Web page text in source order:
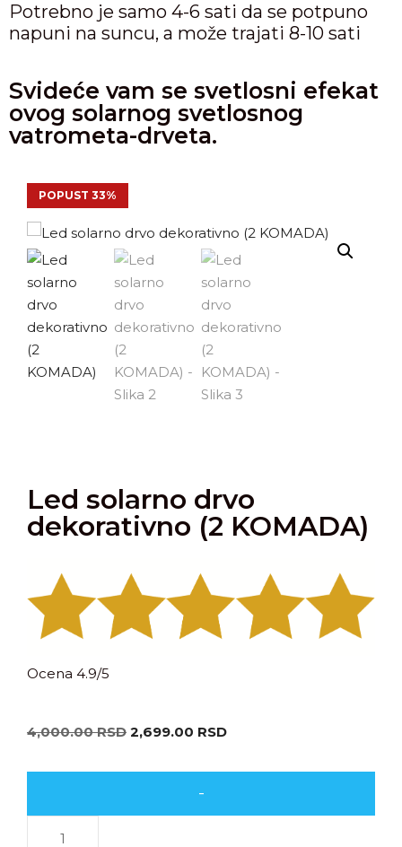
Potrebno je samo 4-6 sati da se potpuno
napuni na suncu, a može trajati 8-10 sati
Svideće vam se svetlosni efekat
ovog solarnog svetlosnog
vatrometa-drveta.
POPUST 33%
Led solarno drvo
dekorativno (2 KOMADA)
Ocena 4.9/5
4,000.00RSD 2,699.00 RSD
-